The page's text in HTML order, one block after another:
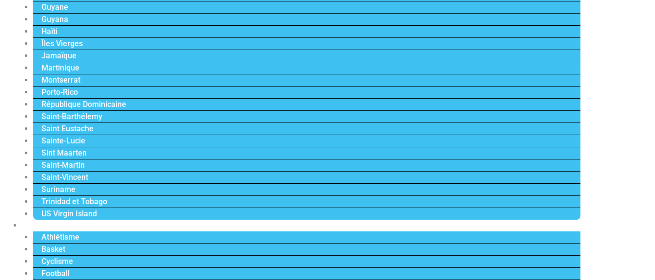
Guyane
Guyana
Haïti
Îles Vierges
Jamaïque
Martinique
Montserrat
Porto-Rico
République Dominicaine
Saint-Barthélemy
Saint Eustache
Sainte-Lucie
Sint Maarten
Saint-Martin
Saint-Vincent
Suriname
Trinidad et Tobago
US Virgin Island
Athlétisme
Basket
Cyclisme
Football